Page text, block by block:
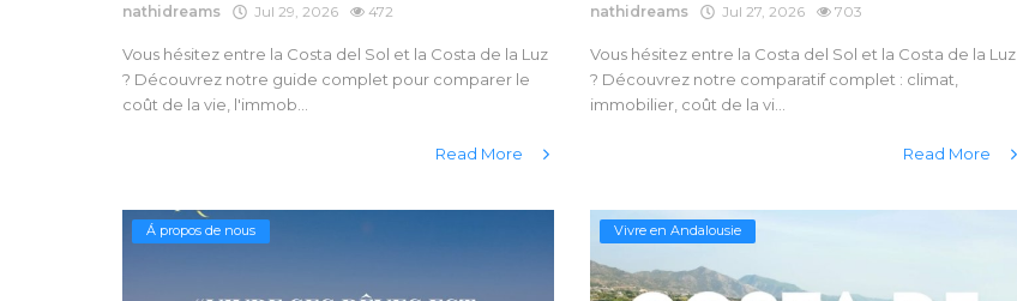
nathidreams Jul 29, 2026 472
Vous hésitez entre la Costa del Sol et la Costa de la Luz
? Découvrez notre guide complet pour comparer le
coût de la vie, l'immob...
Read More
nathidreams Jul 27, 2026 703
Vous hésitez entre la Costa del Sol et la Costa de la Luz
? Découvrez notre comparatif complet : climat,
immobilier, coût de la vi...
Read More
Á propos de nous Vivre en Andalousie